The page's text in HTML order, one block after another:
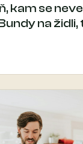
kam se
na židli,